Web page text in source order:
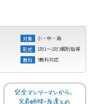
対象
小・中・高
形式
1対1～1対3個別指導
教科
5教科対応